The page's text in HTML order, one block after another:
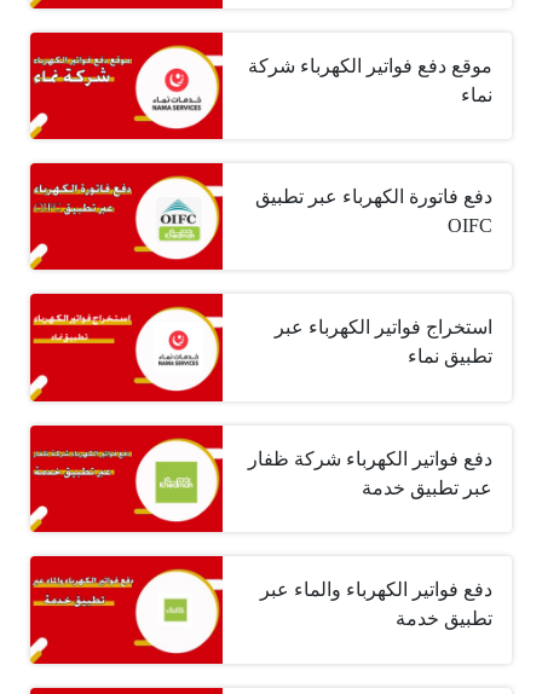
موقع دفع فواتير الكهرباء شركة
نماء
دفع فاتورة الكهرباء عبر تطبيق
OIFC
استخراج فواتير الكهرباء عبر
تطبيق نماء
دفع فواتير الكهرباء شركة ظفار
عبر تطبيق خدمة
دفع فواتير الكهرباء والماء عبر
تطبيق خدمة